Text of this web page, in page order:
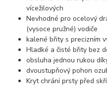
vícežilových
Nevhodné pro ocelový
(vysoce pružné) vodiče
kalené břity s precizním
Hladké a čisté břity bez
obsluha jednou rukou
dvoustupňový pohon
Kryt chrání prsty před